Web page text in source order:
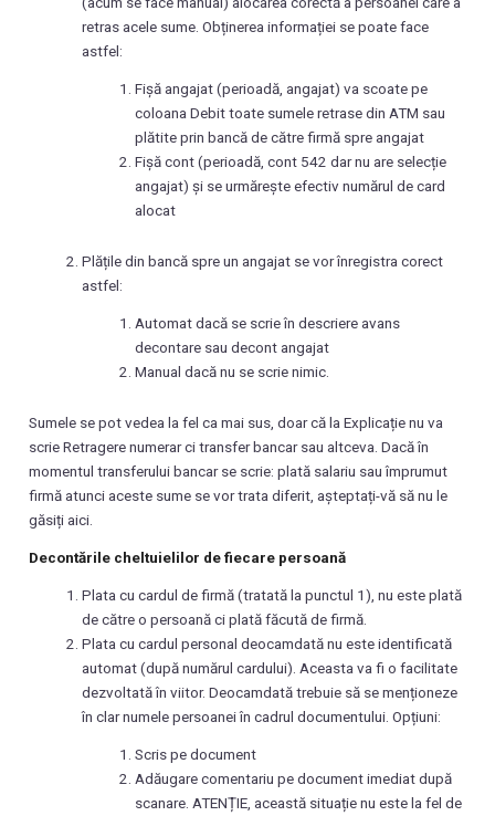
retras acele sume. Obținerea informației se poate face
astfel:
Fișă angajat (perioadă, angajat) va scoate pe
coloana Debit toate sumele retrase din ATM sau
plătite prin bancă de către firmă spre angajat
Fișă cont (perioadă, cont 542 dar nu are selecție
angajat) și se urmărește efectiv numărul de card
alocat
Plățile din bancă spre un angajat se vor înregistra corect
astfel:
Automat dacă se scrie în descriere avans
decontare sau decont angajat
Manual dacă nu se scrie nimic.
Sumele se pot vedea la fel ca mai sus, doar că la Explicație nu va
scrie Retragere numerar ci transfer bancar sau altceva. Dacă în
momentul transferului bancar se scrie: plată salariu sau împrumut
firmă atunci aceste sume se vor trata diferit, așteptați-vă să nu le
găsiți aici.
Decontările cheltuielilor de fiecare persoană
Plata cu cardul de firmă (tratată la punctul 1), nu este plată
de către o persoană ci plată făcută de firmă.
Plata cu cardul personal deocamdată nu este identificată
automat (după numărul cardului). Aceasta va fi o facilitate
dezvoltată în viitor. Deocamdată trebuie să se menționeze
în clar numele persoanei în cadrul documentului. Opțiuni:
Scris pe document
Adăugare comentariu pe document imediat după
scanare. ATENȚIE, această situație nu este la fel de